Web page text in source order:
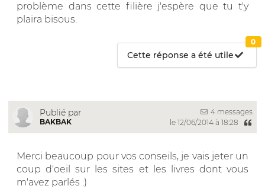
problème dans cette filière j'espère que tu t'y
plaira bisous.
Cette réponse a été utile
0
Publié par
BAKBAK
4 messages
le 12/06/2014 à 18:28
Merci beaucoup pour vos conseils, je vais jeter un
coup d'oeil sur les sites et les livres dont vous
m'avez parlés :)